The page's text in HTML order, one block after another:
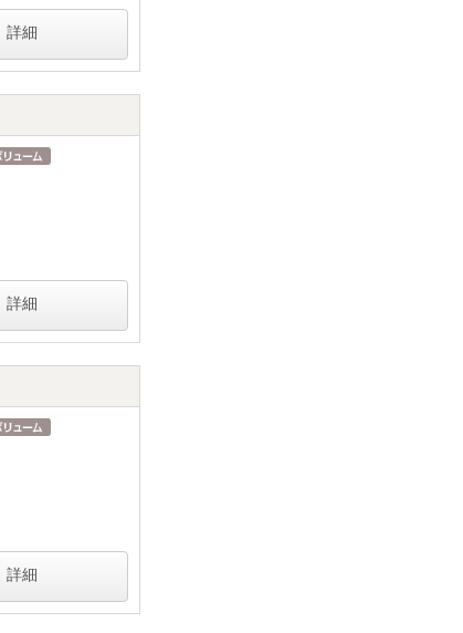
詳細
詳細
詳細